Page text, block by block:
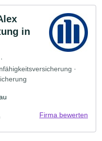
in
·
Firma bewerten